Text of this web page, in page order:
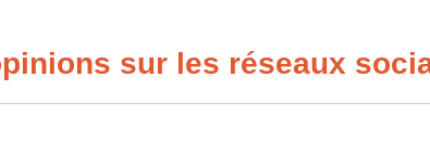
sur les réseaux